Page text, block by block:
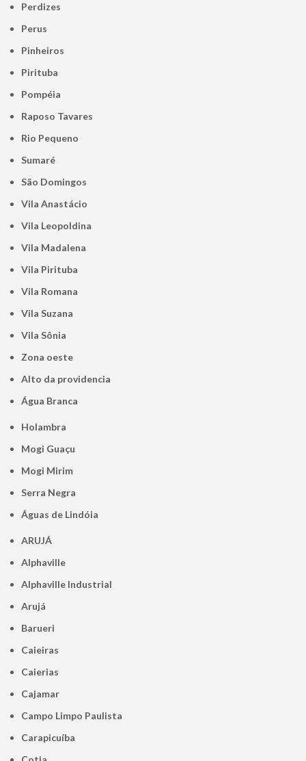
Perdizes
Perus
Pinheiros
Pirituba
Pompéia
Raposo Tavares
Rio Pequeno
Sumaré
São Domingos
Vila Anastácio
Vila Leopoldina
Vila Madalena
Vila Pirituba
Vila Romana
Vila Suzana
Vila Sônia
Zona oeste
alto da providencia
Água Branca
Holambra
Mogi Guaçu
Mogi Mirim
Serra Negra
Águas de Lindóia
ARUJÁ
Alphaville
Alphaville Industrial
Arujá
Barueri
Caieiras
Caierias
Cajamar
Campo Limpo Paulista
Carapicuíba